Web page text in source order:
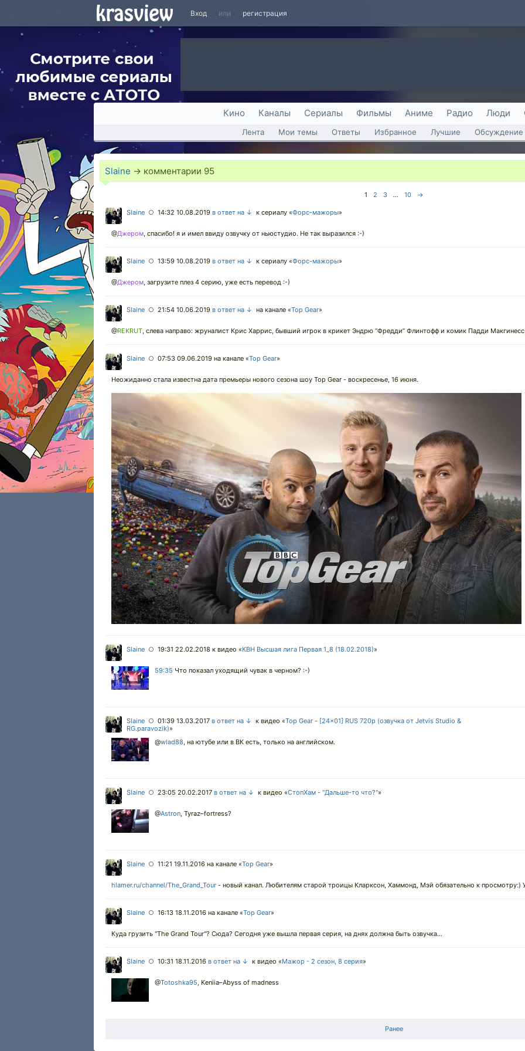
Вход или регистрация
Кино Каналы Сериалы Фильмы Аниме Радио Люди
Лента Мои темы Ответы Избранное Лучшие Обсуждение
Slaine → комментарии 95
1 2 3 ... 10 →
Slaine ○ 14:32 10.08.2019 в ответ на ↓ к сериалу «Форс-мажоры»
@Джером, спасибо! я и имел ввиду озвучку от ньюстудио. Не так выразился :-)
Slaine ○ 13:59 10.08.2019 в ответ на ↓ к сериалу «Форс-мажоры»
@Джером, загрузите плез 4 серию, уже есть перевод :-)
Slaine ○ 21:54 10.06.2019 в ответ на ↓ на канале «Top Gear»
@REKRUT, слева направо: жруналист Крис Харрис, бывший игрок в крикет Эндрю “Фредди” Флинтофф и комик Падди
Slaine ○ 07:53 09.06.2019 на канале «Top Gear»
Неожиданно стала известна дата премьеры нового сезона шоу Top Gear - воскресенье, 16 июня.
Slaine ○ 19:31 22.02.2018 к видео «КВН Высшая лига Первая 1_8 (18.02.2018)»
59:35 Что показал уходящий чувак в черном? :-)
Slaine ○ 01:39 13.03.2017 в ответ на ↓ к видео «Top Gear - [24x01] RUS 720p (озвучка от Jetvis Studio &
RG.paravozik)»
@wlad88, на ютубе или в ВК есть, только на английском.
Slaine ○ 23:05 20.02.2017 в ответ на ↓ к видео «СтопХам - "Дальше-то что?"»
@Astron, Tyraz–fortress?
Slaine ○ 11:21 19.11.2016 на канале «Top Gear»
hlamer.ru/channel/The_Grand_Tour - новый канал. Любителям старой троицы Кларксон, Хаммонд, Мэй обязательно к просмотру:)
Slaine ○ 16:13 18.11.2016 на канале «Top Gear»
Куда грузить "The Grand Tour"? Сюда? Сегодня уже вышла первая серия, на днях должна быть озвучка...
Slaine ○ 10:31 18.11.2016 в ответ на ↓ к видео «Мажор - 2 сезон, 8 серия»
@Totoshka95, Keniia–Abyss of madness
Ранее